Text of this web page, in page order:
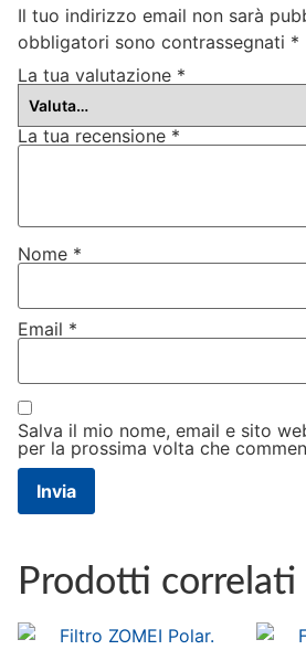
Il tuo indirizzo email non sarà
obbligatori sono contrassegnati *
La tua valutazione *
La tua recensione *
Nome *
Email *
Salva il mio nome, email e sito
per la prossima volta che
Prodotti correlati